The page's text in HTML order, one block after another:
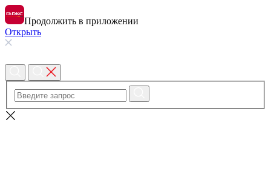
Продолжить в приложении
Открыть